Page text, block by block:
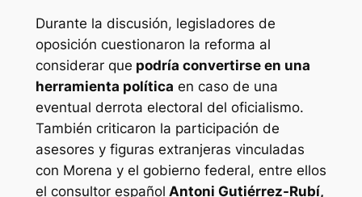
Durante la discusión, legisladores de
oposición cuestionaron la reforma al
considerar que podría convertirse en una
herramienta política en caso de una
eventual derrota electoral del oficialismo.
También criticaron la participación de
asesores y figuras extranjeras vinculadas
con Morena y el gobierno federal, entre ellos
el consultor español Antoni Gutiérrez-Rubí,